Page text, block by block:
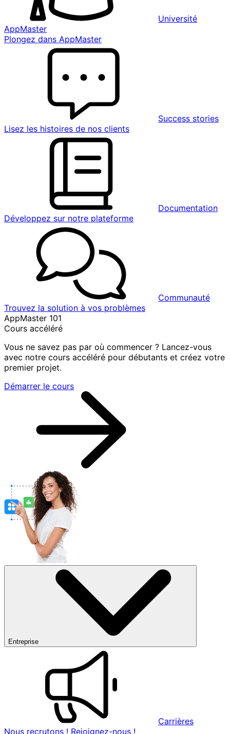
Université
AppMaster
Plongez dans AppMaster
Success stories
Lisez les histoires de nos clients
Documentation
Développez sur notre plateforme
Communauté
Trouvez la solution à vos problèmes
AppMaster 101
Cours accéléré
Vous ne savez pas par où commencer ? Lancez-vous
avec notre cours accéléré pour débutants et créez votre
premier projet.
Démarrer le cours
Entreprise
Carrières
Nous recrutons ! Rejoignez-nous !